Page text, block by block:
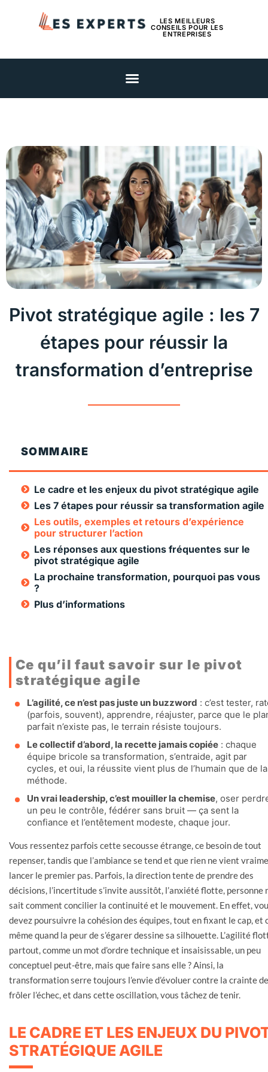
LES MEILLEURS
CONSEILS POUR LES
ENTREPRISES
Pivot stratégique agile : les 7
étapes pour réussir la
transformation d’entreprise
Ce qu’il faut savoir sur le pivot
stratégique agile
L’agilité, ce n’est pas juste un buzzword : c’est tester,
(parfois, souvent), apprendre, réajuster, parce que le
parfait n’existe pas, le terrain résiste toujours.
Le collectif d’abord, la recette jamais copiée : chaque
équipe bricole sa transformation, s’entraide, agit par
cycles, et oui, la réussite vient plus de l’humain que de la
méthode.
Un vrai leadership, c’est mouiller la chemise, oser
un peu le contrôle, fédérer sans bruit — ça sent la
confiance et l’entêtement modeste, chaque jour.
Vous ressentez parfois cette secousse étrange, ce besoin de tout
repenser, tandis que l’ambiance se tend et que rien ne vient
lancer le premier pas. Parfois, la direction tente de prendre des
décisions, l’incertitude s’invite aussitôt, l’anxiété flotte, personne
sait comment concilier la continuité et le mouvement. En effet,
devez poursuivre la cohésion des équipes, tout en fixant le cap, et
même quand la peur de s’égarer dessine sa silhouette. L’agilité
partout, comme un mot d’ordre technique et insaisissable, un peu
conceptuel peut-être, mais que faire sans elle ? Ainsi, la
transformation serre toujours l’envie d’évoluer contre la crainte de
frôler l’échec, et dans cette oscillation, vous tâchez de tenir.
LE CADRE ET LES ENJEUX DU
STRATÉGIQUE AGILE
SOMMAIRE
Le cadre et les enjeux du pivot stratégique agile
Les 7 étapes pour réussir sa transformation agile
Les outils, exemples et retours d’expérience
pour structurer l’action
Les réponses aux questions fréquentes sur le
pivot stratégique agile
La prochaine transformation, pourquoi pas vous
?
Plus d’informations